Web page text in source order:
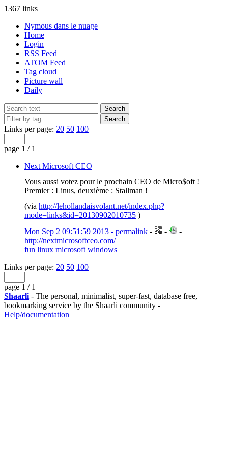
1367 links
Nymous dans le nuage
Home
Login
RSS Feed
ATOM Feed
Tag cloud
Picture wall
Daily
Links per page: 20 50 100
page 1 / 1
Next Microsoft CEO
Vous aussi votez pour le prochain CEO de Micro$oft !
Premier : Linus, deuxième : Stallman !
(via http://lehollandaisvolant.net/index.php?
mode=links&id=20130902010735 )
Mon Sep 2 09:51:59 2013 - permalink - -
-
http://nextmicrosoftceo.com/
fun linux microsoft windows
Links per page: 20 50 100
page 1 / 1
Shaarli - The personal, minimalist, super-fast, database free,
bookmarking service by the Shaarli community -
Help/documentation